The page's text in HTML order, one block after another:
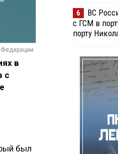
в
с
был
6
ВС
с ГСМ в
порту